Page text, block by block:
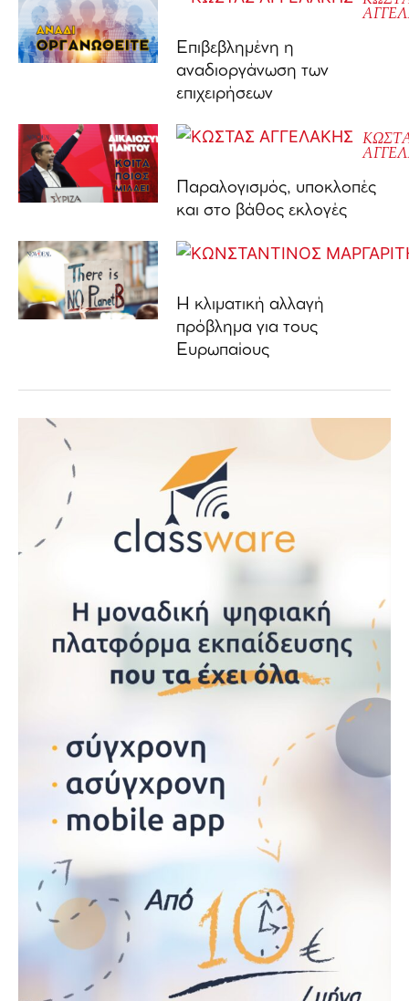
Επιβεβλημένη η
αναδιοργάνωση των
επιχειρήσεων
Παραλογισμός, υποκλοπές
και στο βάθος εκλογές
Η κλιματική αλλαγή
πρόβλημα για τους
Ευρωπαίους